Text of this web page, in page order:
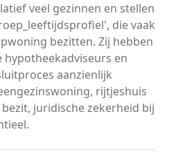
veel gezinnen en stellen
die vaak
bezitten. Zij hebben
en
aanzienlijk
rijtjeshuis
juridische zekerheid bij